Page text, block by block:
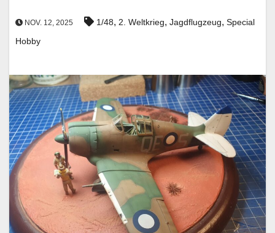
NOV. 12, 2025 1/48, 2. Weltkrieg, Jagdflugzeug, Special
Hobby